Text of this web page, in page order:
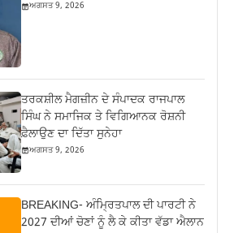
ਅਗਸਤ 9, 2026
ਤਰਕਸ਼ੀਲ ਮੈਗਜ਼ੀਨ ਦੇ ਸੰਪਾਦਕ ਰਾਜਪਾਲ
ਸਿੰਘ ਨੇ ਸਮਾਜਿਕ ਤੇ ਵਿਗਿਆਨਕ ਰੋਸ਼ਨੀ
ਫ਼ੈਲਾਉਣ ਦਾ ਦਿੱਤਾ ਸੁਨੇਹਾ
ਅਗਸਤ 9, 2026
BREAKING- ਅੰਮ੍ਰਿਤਪਾਲ ਦੀ ਪਾਰਟੀ ਨੇ
2027 ਦੀਆਂ ਚੋਣਾਂ ਨੂੰ ਲੈ ਕੇ ਕੀਤਾ ਵੱਡਾ ਐਲਾਨ